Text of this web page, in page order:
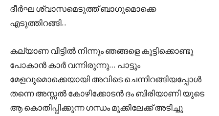
ദീർഘ ശ്വാസമെടുത്ത് ബാഗുമൊക്കെ
എടുത്തിറങ്ങി..
കല്യാണ വീട്ടിൽ നിന്നും ഞങ്ങളെ കൂട്ടിക്കൊണ്ടു
പോകാൻ കാർ വന്നിരുന്നു… പാട്ടും
മേളവുമൊക്കെയായി അവിടെ ചെന്നിറങ്ങിയപ്പോൾ
തന്നെ അസ്സൽ കോഴിക്കോടൻ ദം ബിരിയാണി യുടെ
ആ കൊതിപ്പിക്കുന്ന ഗന്ധം മൂക്കിലേക്ക് അടിച്ചു